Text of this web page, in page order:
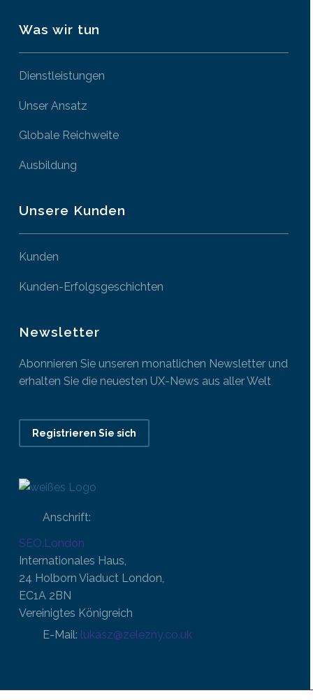
Was wir tun
Dienstleistungen
Unser Ansatz
Globale Reichweite
Ausbildung
Unsere Kunden
Kunden
Kunden-Erfolgsgeschichten
Newsletter
Abonnieren Sie unseren monatlichen Newsletter und
erhalten Sie die neuesten UX-News aus aller Welt
Registrieren Sie sich
Anschrift:
SEO.London
Internationales Haus,
24 Holborn Viaduct London,
EC1A 2BN
Vereinigtes Königreich
E-Mail: lukasz@zelezny.co.uk